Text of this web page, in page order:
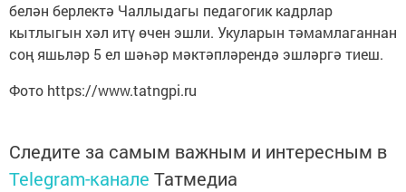
белән берлектә Чаллыдагы педагогик кадрлар
кытлыгын хәл итү өчен эшли. Укуларын тәмамлаганнан
соң яшьләр 5 ел шәһәр мәктәпләрендә эшләргә тиеш.
Фото https://www.tatngpi.ru
Следите за самым важным и интересным в
Telegram-канале Татмедиа